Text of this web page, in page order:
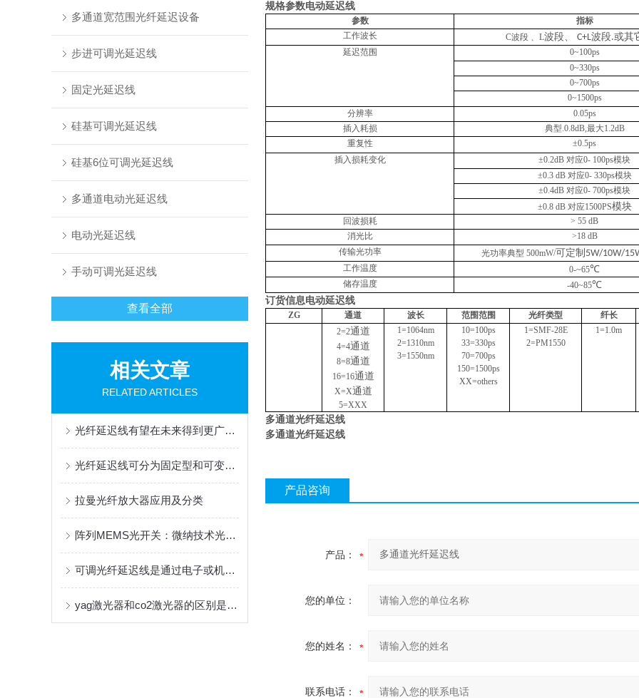
多通道宽范围光纤延迟设备
步进可调光延迟线
固定光延迟线
硅基可调光延迟线
硅基6位可调光延迟线
多通道电动光延迟线
电动光延迟线
手动可调光延迟线
查看全部
相关文章
RELATED ARTICLES
光纤延迟线有望在未来得到更广泛的应用和发展
光纤延迟线可分为固定型和可变型两类
拉曼光纤放大器应用及分类
阵列MEMS光开关：微纳技术光通信新纪元
可调光纤延迟线是通过电子或机械控制调整光信号在光纤中传输延迟时间的装置
yag激光器和co2激光器的区别是什么？
规格参数电动延迟线
参数
指标
工作波长
C波段 、 L波段、 C+L波段.或其
延迟范围
0~100ps
0~330ps
0~700ps
0~1500ps
分辨率
0.05ps
插入耗损
典型.0.8dB,最大1.2dB
重复性
±0.5ps
插入损耗变化
±0.2dB 对应0- 100ps模块
±0.3 dB 对应0- 330ps模块
±0.4dB 对应0- 700ps模块
±0.8 dB 对应1500PS模块
回波损耗
> 55 dB
消光比
>18 dB
传输光功率
光功率典型 500mW/可定制 5W/10W/
工作温度 0-~65℃
储存温度 -40~85℃
订货信息电动延迟线
ZG 通道 波长 范围范围 光纤类型
纤长
2=2通道
4=4通道
8=8通道
16=16通道
X=X通道
5=XXX
1=1064nm
2=1310nm
3=1550nm
10=100ps
33=330ps
70=700ps
150=1500ps
XX=others
1=SMF-28E
2=PM1550
1=1.0m
多通道光纤延迟线
多通道光纤延迟线
产品咨询
产品：
您的单位：
您的姓名：
联系电话：